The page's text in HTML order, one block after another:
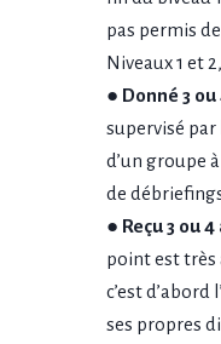
pas permis
Niveaux 1 et 2,
● Donné 3
supervisé
d’un groupe
de
● Reçu 3 ou
point est très
c’est
ses propres